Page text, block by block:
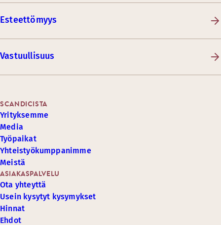
Esteettömyys
Vastuullisuus
ASIAKASPALVELU
Ota yhteyttä
Usein kysytyt kysymykset
Hinnat
Ehdot
SCANDICISTA
Yrityksemme
Media
Työpaikat
Yhteistyökumppanimme
Meistä